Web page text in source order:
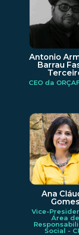
Antonio
Barrau
CEO da
Ana
Gomes
Vice-
Área de
Social -